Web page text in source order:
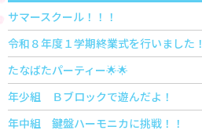
サマースクール！！！
令和８年度１学期終業式を行いました！
たなばたパーティー🌟🌟
年少組 Ｂブロックで遊んだよ！
年中組 鍵盤ハーモニカに挑戦！！